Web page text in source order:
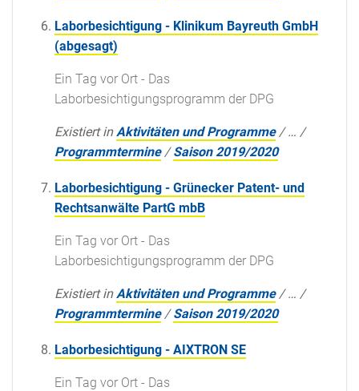
Laborbesichtigung - Klinikum Bayreuth GmbH
(abgesagt)
Ein Tag vor Ort - Das
Laborbesichtigungsprogramm der DPG
Existiert in Aktivitäten und Programme /… /
Programmtermine /Saison 2019/2020
Laborbesichtigung - Grünecker Patent- und
Rechtsanwälte PartG mbB
Ein Tag vor Ort - Das
Laborbesichtigungsprogramm der DPG
Existiert in Aktivitäten und Programme /… /
Programmtermine /Saison 2019/2020
Laborbesichtigung - AIXTRON SE
Ein Tag vor Ort - Das